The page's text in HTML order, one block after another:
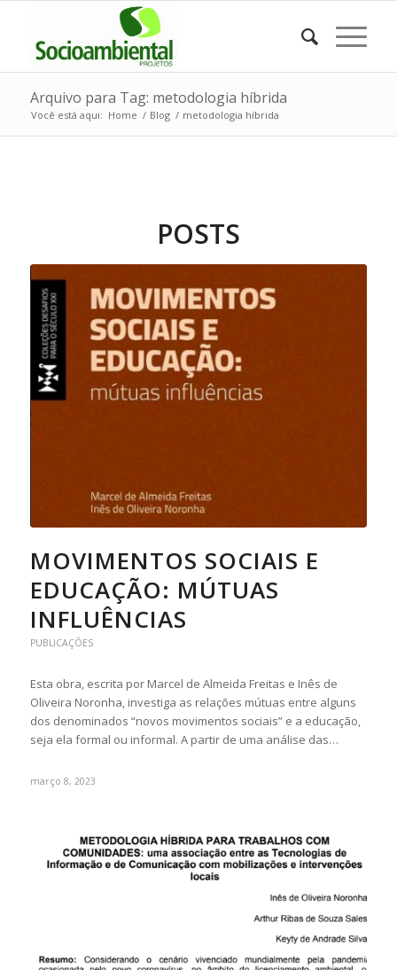
Arquivo para Tag: metodologia híbrida
Você está aqui: Home / Blog / metodologia híbrida
POSTS
MOVIMENTOS SOCIAIS E
EDUCAÇÃO: MÚTUAS
INFLUÊNCIAS
PUBLICAÇÕES
Esta obra, escrita por Marcel de Almeida Freitas e Inês de
Oliveira Noronha, investiga as relações mútuas entre alguns
dos denominados “novos movimentos sociais” e a educação,
seja ela formal ou informal. A partir de uma análise das…
março 8, 2023